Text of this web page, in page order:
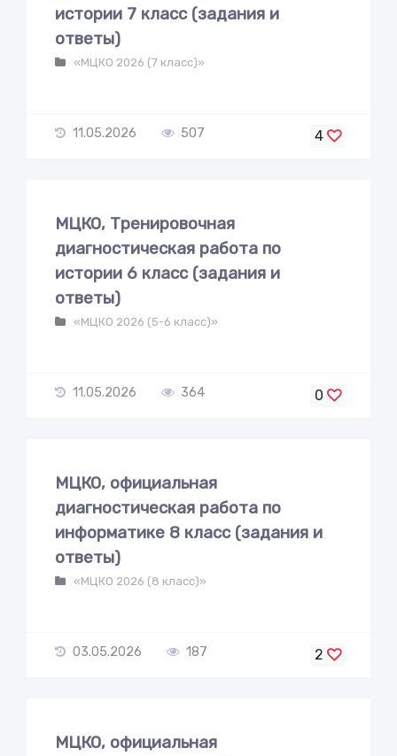
истории 7 класс (задания и
ответы)
«МЦКО 2026 (7 класс)»
11.05.2026 507 4
МЦКО, Тренировочная
диагностическая работа по
истории 6 класс (задания и
ответы)
«МЦКО 2026 (5-6 класс)»
11.05.2026 364 0
МЦКО, официальная
диагностическая работа по
информатике 8 класс (задания и
ответы)
«МЦКО 2026 (8 класс)»
03.05.2026 187 2
МЦКО, официальная